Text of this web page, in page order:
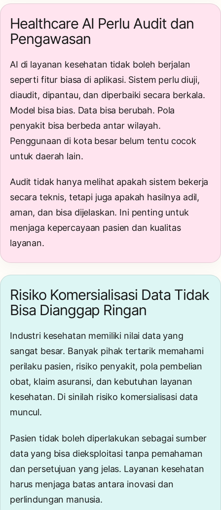
Healthcare AI Perlu Audit dan
Pengawasan
AI di layanan kesehatan tidak boleh berjalan
seperti fitur biasa di aplikasi. Sistem perlu diuji,
diaudit, dipantau, dan diperbaiki secara berkala.
Model bisa bias. Data bisa berubah. Pola
penyakit bisa berbeda antar wilayah.
Penggunaan di kota besar belum tentu cocok
untuk daerah lain.
Audit tidak hanya melihat apakah sistem bekerja
secara teknis, tetapi juga apakah hasilnya adil,
aman, dan bisa dijelaskan. Ini penting untuk
menjaga kepercayaan pasien dan kualitas
layanan.
Risiko Komersialisasi Data Tidak
Bisa Dianggap Ringan
Industri kesehatan memiliki nilai data yang
sangat besar. Banyak pihak tertarik memahami
perilaku pasien, risiko penyakit, pola pembelian
obat, klaim asuransi, dan kebutuhan layanan
kesehatan. Di sinilah risiko komersialisasi data
muncul.
Pasien tidak boleh diperlakukan sebagai sumber
data yang bisa dieksploitasi tanpa pemahaman
dan persetujuan yang jelas. Layanan kesehatan
harus menjaga batas antara inovasi dan
perlindungan manusia.